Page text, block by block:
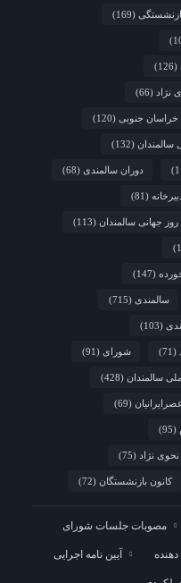
سالمندان در هفته
پدربزرگ‌ها
(169)
(126)
نژاد (66)
خراسان جنوبی (120)
سالمندان (132)
دوران سالمندی (68)
(81)
روز جهانی سالمندان (113)
(147)
سالمندی (715)
(103)
(71) شورای (91)
سالمندان (428)
(69)
(95)
نحوی نژاد (75)
کانون بازنشستگان (72)
مصوبات جلسات شورای
آیین نامه اجرایی